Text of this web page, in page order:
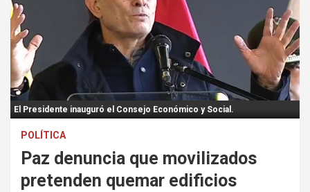
e
n
t
El Presidente inauguró el Consejo Económico y Social.
POLÍTICA
Paz denuncia que movilizados
pretenden quemar edificios